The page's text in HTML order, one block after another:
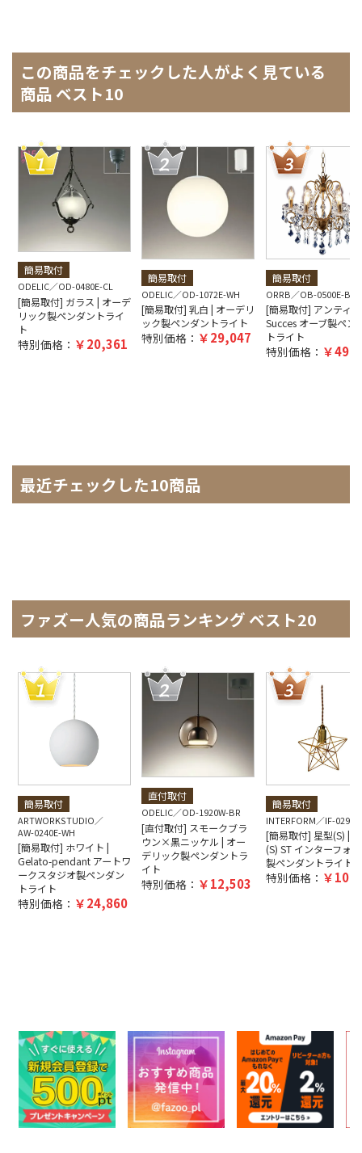
この商品をチェックした人がよく見ている
商品 ベスト10
簡易取付
ODELIC OD-0480E-CL
[簡易取付] ガラス | オーデ
リック製ペンダントライ
ト
特別価格： 20,361
簡易取付
ODELIC OD-1072E-WH
[簡易取付] 乳白 | オーデリ
ック製ペンダントライト
特別価格： 29,047
簡易取付
ORRB OB-0500E-BZ
[簡易取付] アンティ
Succes オーブ製ペン
トライト
特別価格：
最近チェックした10商品
ファズー人気の商品ランキング ベスト20
簡易取付
ARTWORKSTUDIO
AW-0240E-WH
[簡易取付] ホワイト |
Gelato-pendant アートワ
ークスタジオ製ペンダン
トライト
特別価格： 24,860
直付取付
ODELIC OD-1920W-BR
[直付取付] スモークブラ
ウン×黒ニッケル | オー
デリック製ペンダントラ
イト
特別価格： 12,503
簡易取付
INTERFORM IF-
[簡易取付] 星型(S) |
(S) ST インターフォ
製ペンダントライト
特別価格：